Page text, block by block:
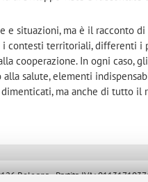
e situazioni, ma è il racconto di
i contesti territoriali, differenti i
cooperazione. In ogni caso,
salute, elementi
ma anche di tutto il
Bologna - Partita IVA: